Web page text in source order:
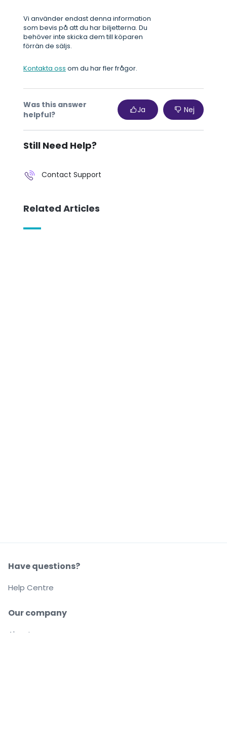
Vi använder endast denna information
som bevis på att du har biljetterna. Du
behöver inte skicka dem till köparen
förrän de säljs.
Kontakta oss om du har fler frågor.
Was this answer
helpful?
Ja Nej
Still Need Help?
Contact Support
Related Articles
Our company
About us
Have questions?
Help Centre